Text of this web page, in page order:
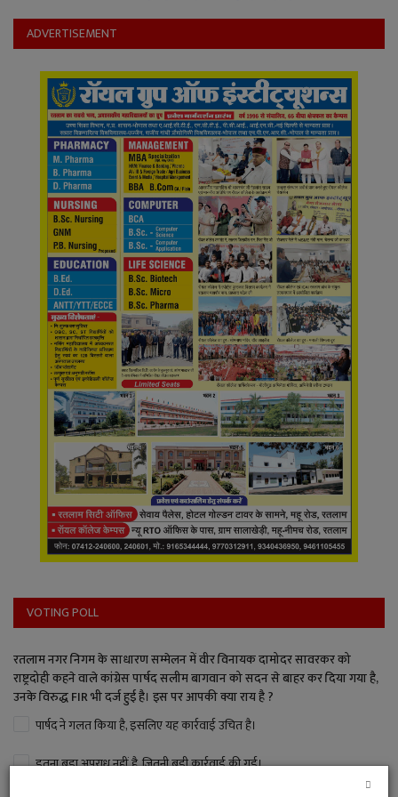
Language
English Hiindi
ADVERTISEMENT
VOTING POLL
रतलाम नगर निगम के साधारण सम्मेलन में वीर विनायक दामोदर सावरकर को
राष्ट्रदोही कहने वाले कांग्रेस पार्षद सलीम बागवान को सदन से बाहर कर दिया गया है,
उनके विरुद्ध FIR भी दर्ज हुई है। इस पर आपकी क्या राय है ?
पार्षद ने गलत किया है, इसलिए यह कार्रवाई उचित है।
इतना बड़ा अपराध नहीं है, जितनी बड़ी कार्रवाई की गई।